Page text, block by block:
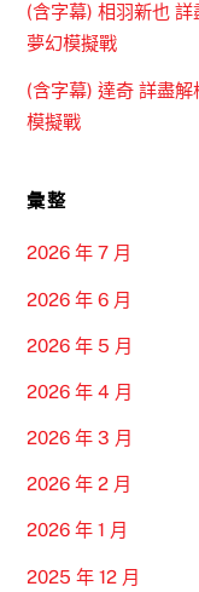
(含字幕) 相羽新也
夢幻模擬戰
(含字幕) 達奇 詳盡
模擬戰
彙整
2026 年 7 月
2026 年 6 月
2026 年 5 月
2026 年 4 月
2026 年 3 月
2026 年 2 月
2026 年 1 月
2025 年 12 月